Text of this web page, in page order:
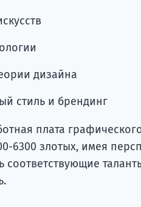
дизайна
стиль и брендинг
плата
6300 злотых, имея
соответствующие